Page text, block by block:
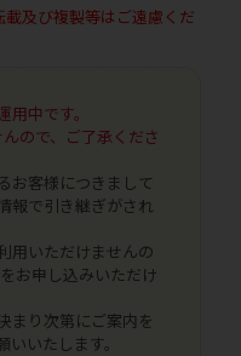
及び複製等はご遠慮くだ
中です。
ので、ご了承くださ
お客様につきまして
報で引き継ぎがされ
用いただけませんの
お申し込みいただけ
まり次第にご案内を
いたします。